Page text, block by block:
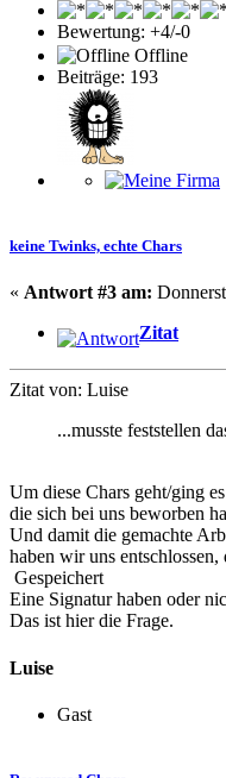
Bewertung: +4/-0
Offline
Beiträge: 193
keine Twinks, echte Chars
« Antwort #3 am:
Zitat
Zitat von: Luise
...musste feststellen
Um diese Chars geht/ging
die sich bei uns beworben
Und damit die gemachte
haben wir uns
Gespeichert
Eine Signatur haben oder
Das ist hier die Frage.
Luise
Gast